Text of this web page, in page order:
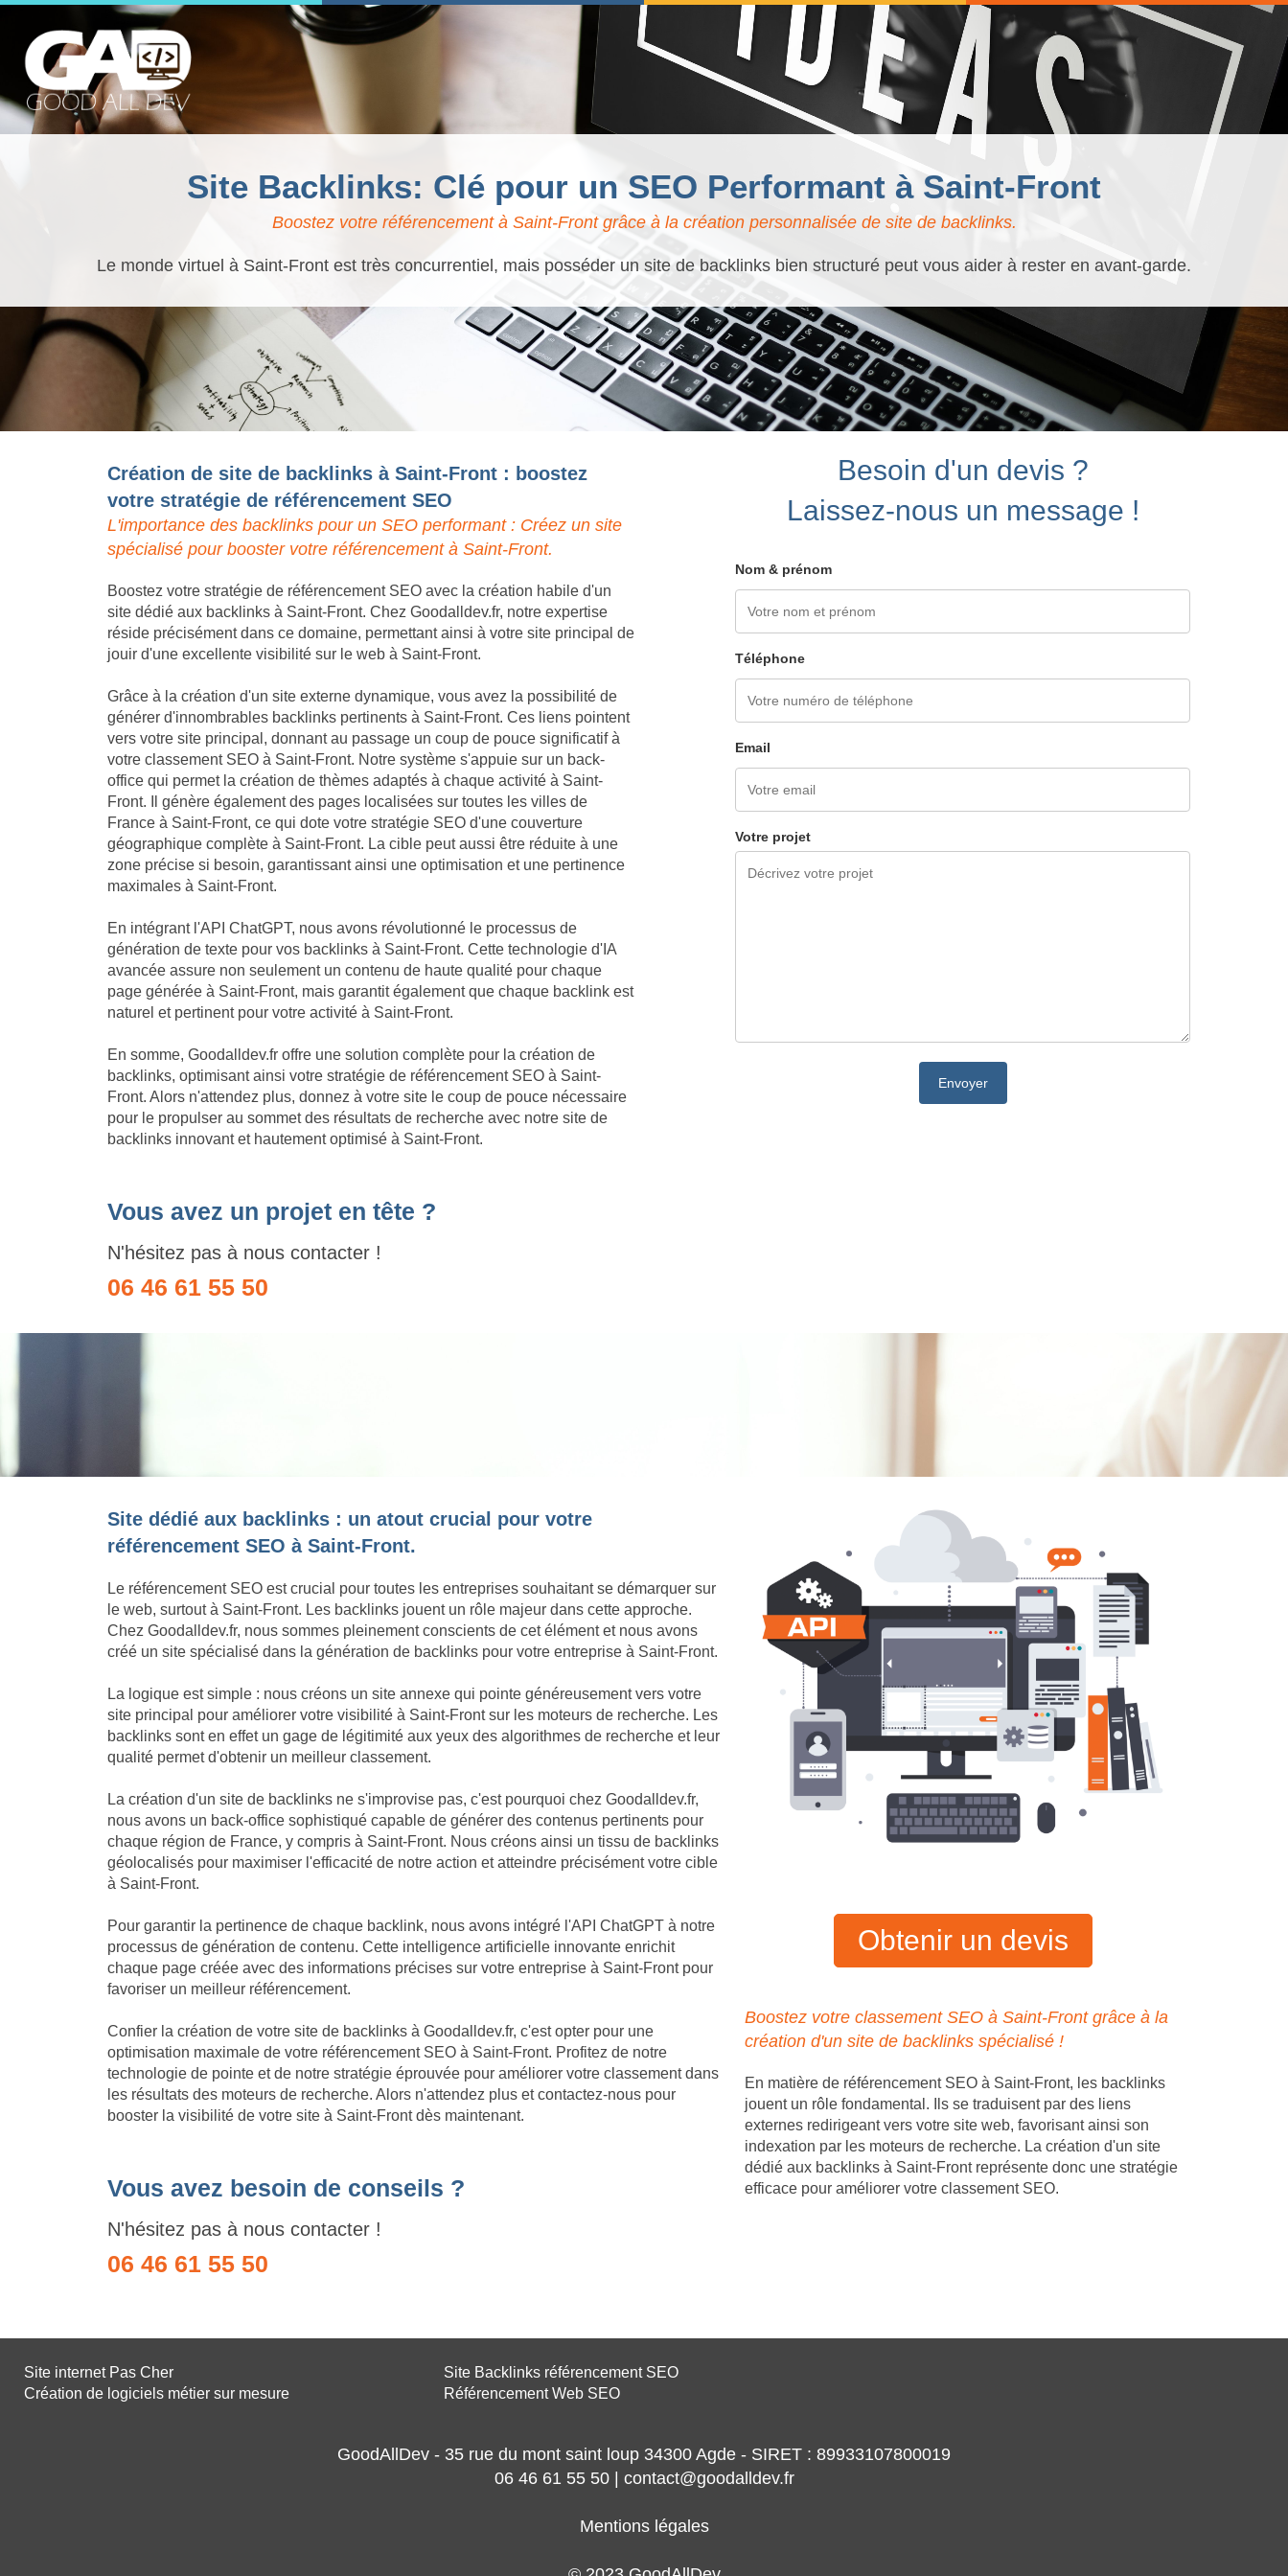
Site Backlinks: Clé pour un SEO Performant à Saint-Front
Boostez votre référencement à Saint-Front grâce à la création personnalisée de site de backlinks.
Le monde virtuel à Saint-Front est très concurrentiel, mais posséder un site de backlinks bien structuré peut vous aider à rester en avant-garde.
Création de site de backlinks à Saint-Front : boostez
votre stratégie de référencement SEO
L'importance des backlinks pour un SEO performant : Créez un site
spécialisé pour booster votre référencement à Saint-Front.
Boostez votre stratégie de référencement SEO avec la création habile d'un
site dédié aux backlinks à Saint-Front. Chez Goodalldev.fr, notre expertise
réside précisément dans ce domaine, permettant ainsi à votre site principal de
jouir d'une excellente visibilité sur le web à Saint-Front.
Grâce à la création d'un site externe dynamique, vous avez la possibilité de
générer d'innombrables backlinks pertinents à Saint-Front. Ces liens pointent
vers votre site principal, donnant au passage un coup de pouce significatif à
votre classement SEO à Saint-Front. Notre système s'appuie sur un back-
office qui permet la création de thèmes adaptés à chaque activité à Saint-
Front. Il génère également des pages localisées sur toutes les villes de
France à Saint-Front, ce qui dote votre stratégie SEO d'une couverture
géographique complète à Saint-Front. La cible peut aussi être réduite à une
zone précise si besoin, garantissant ainsi une optimisation et une pertinence
maximales à Saint-Front.
En intégrant l'API ChatGPT, nous avons révolutionné le processus de
génération de texte pour vos backlinks à Saint-Front. Cette technologie d'IA
avancée assure non seulement un contenu de haute qualité pour chaque
page générée à Saint-Front, mais garantit également que chaque backlink est
naturel et pertinent pour votre activité à Saint-Front.
En somme, Goodalldev.fr offre une solution complète pour la création de
backlinks, optimisant ainsi votre stratégie de référencement SEO à Saint-
Front. Alors n'attendez plus, donnez à votre site le coup de pouce nécessaire
pour le propulser au sommet des résultats de recherche avec notre site de
backlinks innovant et hautement optimisé à Saint-Front.
Vous avez un projet en tête ?
N'hésitez pas à nous contacter !
06 46 61 55 50
Besoin d'un devis ?
Laissez-nous un message !
Nom & prénom
Téléphone
Email
Votre projet
Site dédié aux backlinks : un atout crucial pour votre
référencement SEO à Saint-Front.
Le référencement SEO est crucial pour toutes les entreprises souhaitant se démarquer sur
le web, surtout à Saint-Front. Les backlinks jouent un rôle majeur dans cette approche.
Chez Goodalldev.fr, nous sommes pleinement conscients de cet élément et nous avons
créé un site spécialisé dans la génération de backlinks pour votre entreprise à Saint-Front.
La logique est simple : nous créons un site annexe qui pointe généreusement vers votre
site principal pour améliorer votre visibilité à Saint-Front sur les moteurs de recherche. Les
backlinks sont en effet un gage de légitimité aux yeux des algorithmes de recherche et leur
qualité permet d'obtenir un meilleur classement.
La création d'un site de backlinks ne s'improvise pas, c'est pourquoi chez Goodalldev.fr,
nous avons un back-office sophistiqué capable de générer des contenus pertinents pour
chaque région de France, y compris à Saint-Front. Nous créons ainsi un tissu de backlinks
géolocalisés pour maximiser l'efficacité de notre action et atteindre précisément votre cible
à Saint-Front.
Pour garantir la pertinence de chaque backlink, nous avons intégré l'API ChatGPT à notre
processus de génération de contenu. Cette intelligence artificielle innovante enrichit
chaque page créée avec des informations précises sur votre entreprise à Saint-Front pour
favoriser un meilleur référencement.
Confier la création de votre site de backlinks à Goodalldev.fr, c'est opter pour une
optimisation maximale de votre référencement SEO à Saint-Front. Profitez de notre
technologie de pointe et de notre stratégie éprouvée pour améliorer votre classement dans
les résultats des moteurs de recherche. Alors n'attendez plus et contactez-nous pour
booster la visibilité de votre site à Saint-Front dès maintenant.
Vous avez besoin de conseils ?
N'hésitez pas à nous contacter !
06 46 61 55 50
Obtenir un devis
Boostez votre classement SEO à Saint-Front grâce à la
création d'un site de backlinks spécialisé !
En matière de référencement SEO à Saint-Front, les backlinks
jouent un rôle fondamental. Ils se traduisent par des liens
externes redirigeant vers votre site web, favorisant ainsi son
indexation par les moteurs de recherche. La création d'un site
dédié aux backlinks à Saint-Front représente donc une stratégie
efficace pour améliorer votre classement SEO.
Site internet Pas Cher
Création de logiciels métier sur mesure
Site Backlinks référencement SEO
Référencement Web SEO
GoodAllDev - 35 rue du mont saint loup 34300 Agde - SIRET : 89933107800019
06 46 61 55 50 | contact@goodalldev.fr
Mentions légales